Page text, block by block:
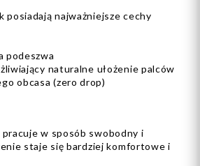
posiadają najważniejsze cechy
podeszwa
naturalne ułożenie palców
obcasa (zero drop)
w sposób swobodny i
staje się bardziej komfortowe i